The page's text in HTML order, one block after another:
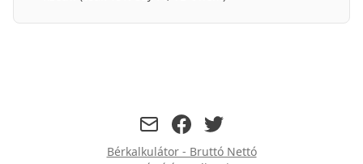
facebooktwitter
Bérkalkulátor - Bruttó Nettó